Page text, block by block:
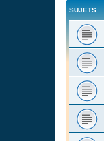
SUJETS